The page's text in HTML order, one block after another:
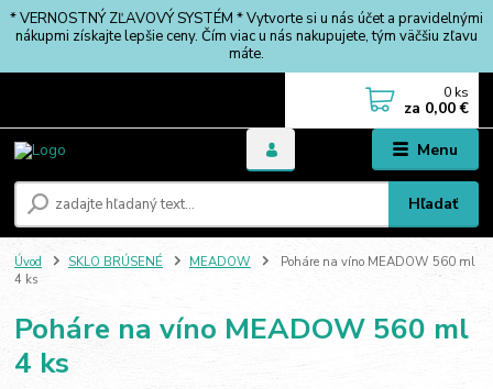
* VERNOSTNÝ ZĽAVOVÝ SYSTÉM * Vytvorte si u nás účet a pravidelnými
nákupmi získajte lepšie ceny. Čím viac u nás nakupujete, tým väčšiu zľavu
máte.
Menu
Hľadať
0 ks
za 0,00 €
Úvod SKLO BRÚSENÉ MEADOW
Poháre na víno MEADOW 560 ml
4 ks
Poháre na víno MEADOW 560 ml
4 ks